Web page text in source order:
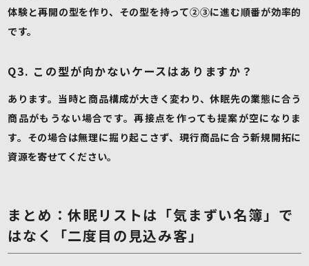
体験と再開の型を作り、その型を持って②③に進む順番が効率的
です。
Q3. この型が向かないケースはありますか？
あります。当時と商品構成が大きく変わり、休眠先の業態に合う
商品がもうない場合です。再接点を作っても提案が空になりま
す。その場合は無理に掘り起こさず、現行商品に合う新規開拓に
資源を寄せてください。
まとめ：休眠リストは「気まずい名簿」で
はなく「二度目の見込み客」